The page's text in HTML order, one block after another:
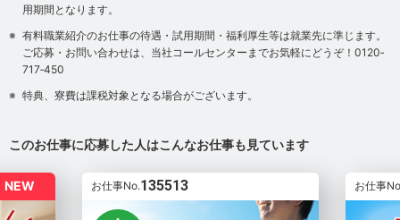
用期間となります。
有料職業紹介のお仕事の待遇・試用期間・福利厚生等は就業先に準じます。
ご応募・お問い合わせは、当社コールセンターまでお気軽にどうぞ！0120‐
717‐450
特典、寮費は課税対象となる場合がございます。
このお仕事に応募した人はこんなお仕事も見ています
NEW お仕事No.135513 お仕事